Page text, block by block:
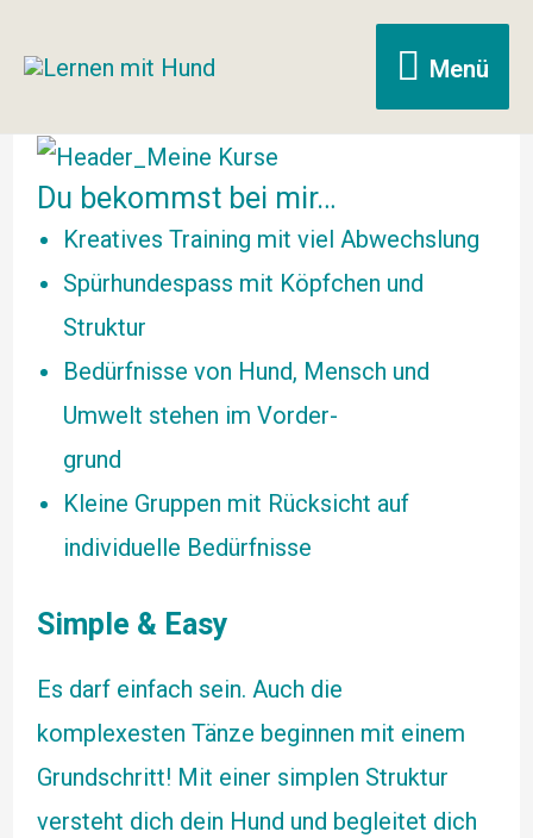
Menü
Menü
Du bekommst bei mir…
Kreatives Training mit viel Abwechslung
Spürhundespass mit Köpfchen und
Struktur
Bedürfnisse von Hund, Mensch und
Umwelt stehen im Vorder-
grund
Kleine Gruppen mit Rücksicht auf
individuelle Bedürfnisse
Simple & Easy
Es darf einfach sein. Auch die
komplexesten Tänze beginnen mit einem
Grundschritt! Mit einer simplen Struktur
versteht dich dein Hund und begleitet dich